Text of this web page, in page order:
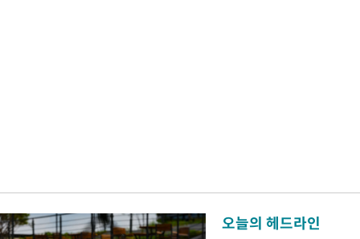
오늘의 헤드라인